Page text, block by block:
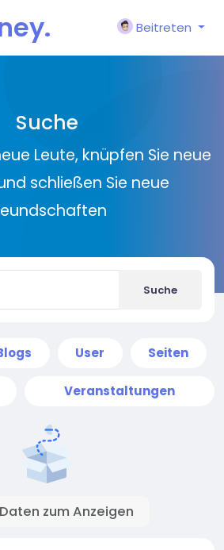
Beitreten
Suche
Leute, knüpfen Sie neue
schließen Sie neue
Suche
User Seiten
Veranstaltungen
zum Anzeigen